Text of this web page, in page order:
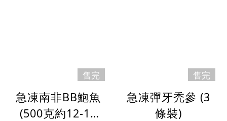
售完
急凍南非BB鮑魚
(500克約12-14
售完
急凍彈牙禿參 (3
條裝)